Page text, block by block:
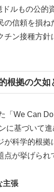
ルもの公的
の信頼を損ね
チン接種方針
根拠の欠如
「We Can
に基づいて
が科学的根拠
が挙げられ
主張